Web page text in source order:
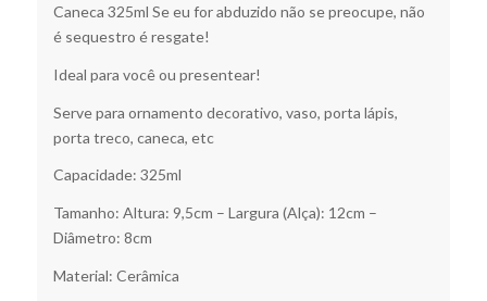
Caneca 325ml Se eu for abduzido não se preocupe, não
é sequestro é resgate!
Ideal para você ou presentear!
Serve para ornamento decorativo, vaso, porta lápis,
porta treco, caneca, etc
Capacidade: 325ml
Tamanho: Altura: 9,5cm – Largura (Alça): 12cm –
Diâmetro: 8cm
Material: Cerâmica